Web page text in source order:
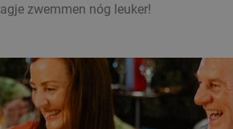
zwemmen nóg leuker!